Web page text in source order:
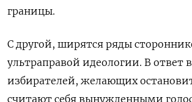
границы.
С другой, ширятся ряды
ультраправой идеологии. В ответ
избирателей, желающих
считают себя вынужденными